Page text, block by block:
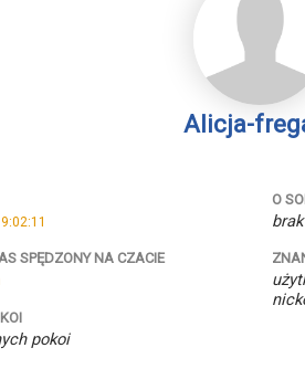
Alicja-
SPĘDZONY NA CZACIE
pokoi
O